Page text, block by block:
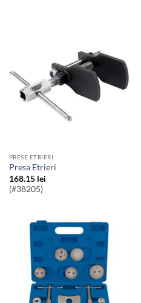
PRESE ETRIERI
Presa Etrieri
168.15 lei
(#38205)